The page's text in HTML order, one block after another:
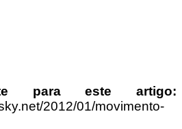
para este artigo:
2012/01/movimento-